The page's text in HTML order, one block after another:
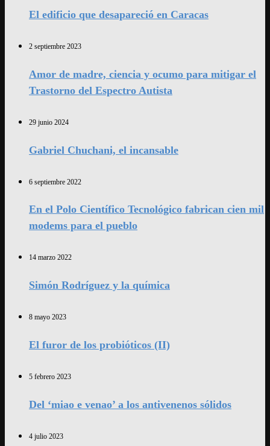
El edificio que desapareció en Caracas
2 septiembre 2023
Amor de madre, ciencia y ocumo para mitigar el
Trastorno del Espectro Autista
29 junio 2024
Gabriel Chuchani, el incansable
6 septiembre 2022
En el Polo Científico Tecnológico fabrican cien mil
modems para el pueblo
14 marzo 2022
Simón Rodríguez y la química
8 mayo 2023
El furor de los probióticos (II)
5 febrero 2023
Del ‘miao e venao’ a los antivenenos sólidos
4 julio 2023